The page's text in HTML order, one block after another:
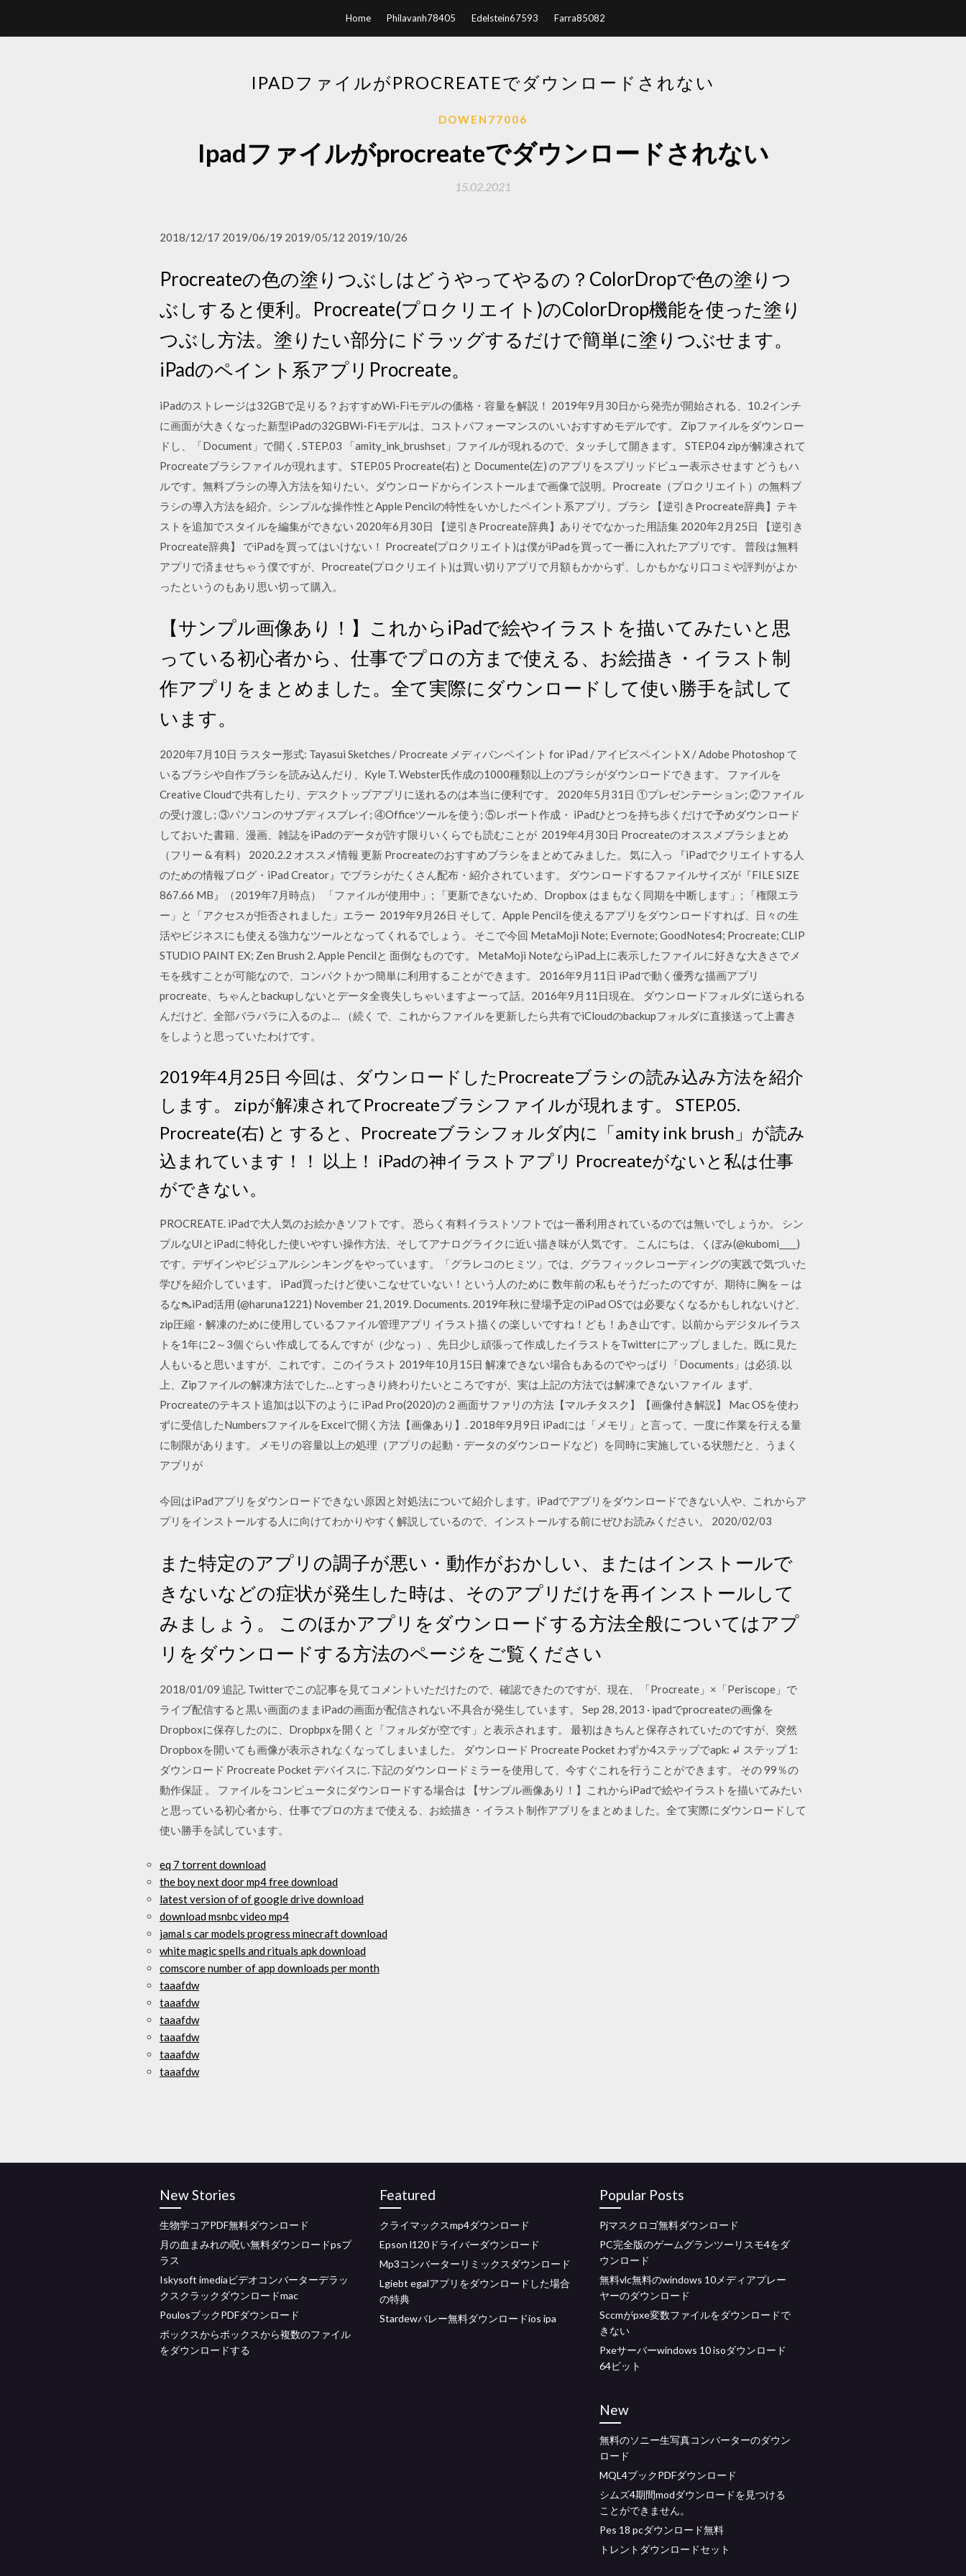
Home Philavanh78405 Edelstein67593 Farra85082
IPADファイルがPROCREATEでダウンロードされない
DOWEN77006
Ipadファイルがprocreateでダウンロードされない
15.02.2021
2018/12/17 2019/06/19 2019/05/12 2019/10/26
Procreateの色の塗りつぶしはどうやってやるの？ColorDropで色の塗りつ
ぶしすると便利。Procreate(プロクリエイト)のColorDrop機能を使った塗り
つぶし方法。塗りたい部分にドラッグするだけで簡単に塗りつぶせます。
iPadのペイント系アプリProcreate。
iPadのストレージは32GBで足りる？おすすめWi-Fiモデルの価格・容量を解説！ 2019年9月30日から発売が開始される、10.2インチ
に画面が大きくなった新型iPadの32GBWi-Fiモデルは、コストパフォーマンスのいいおすすめモデルです。 Zipファイルをダウンロー
ドし、「Document」で開く . STEP.03 「amity_ink_brushset」ファイルが現れるので、タッチして開きます。 STEP.04 zipが解凍されて
Procreateブラシファイルが現れます。 STEP.05 Procreate(右) と Documente(左) のアプリをスプリッドビュー表示させます どうもハ
ルです。無料ブラシの導入方法を知りたい。ダウンロードからインストールまで画像で説明。Procreate（プロクリエイト）の無料ブ
ラシの導入方法を紹介。シンプルな操作性とApple Pencilの特性をいかしたペイント系アプリ。ブラシ 【逆引きProcreate辞典】テキ
ストを追加でスタイルを編集ができない 2020年6月30日 【逆引きProcreate辞典】ありそでなかった用語集 2020年2月25日 【逆引き
Procreate辞典】 でiPadを買ってはいけない！ Procreate(プロクリエイト)は僕がiPadを買って一番に入れたアプリです。 普段は無料
アプリで済ませちゃう僕ですが、Procreate(プロクリエイト)は買い切りアプリで月額もかからず、しかもかなり口コミや評判がよか
ったというのもあり思い切って購入。
【サンプル画像あり！】これからiPadで絵やイラストを描いてみたいと思
っている初心者から、仕事でプロの方まで使える、お絵描き・イラスト制
作アプリをまとめました。全て実際にダウンロードして使い勝手を試して
います。
2020年7月10日 ラスター形式: Tayasui Sketches / Procreate メディバンペイント for iPad / アイビスペイントX / Adobe Photoshop て
いるブラシや自作ブラシを読み込んだり、Kyle T. Webster氏作成の1000種類以上のブラシがダウンロードできます。 ファイルを
Creative Cloudで共有したり、デスクトップアプリに送れるのは本当に便利です。 2020年5月31日 ①プレゼンテーション; ②ファイル
の受け渡し; ③パソコンのサブディスプレイ; ④Officeツールを使う; ⑤レポート作成・ iPadひとつを持ち歩くだけで予めダウンロード
しておいた書籍、漫画、雑誌をiPadのデータが許す限りいくらでも読むことが 2019年4月30日 Procreateのオススメブラシまとめ
（フリー & 有料） 2020.2.2 オススメ情報 更新 Procreateのおすすめブラシをまとめてみました。 気に入っ 『iPadでクリエイトする人
のための情報ブログ・iPad Creator』でブラシがたくさん配布・紹介されています。 ダウンロードするファイルサイズが『FILE SIZE
867.66 MB』（2019年7月時点） 「ファイルが使用中」; 「更新できないため、Dropbox はまもなく同期を中断します」; 「権限エラ
ー」と「アクセスが拒否されました」エラー 2019年9月26日 そして、Apple Pencilを使えるアプリをダウンロードすれば、日々の生
活やビジネスにも使える強力なツールとなってくれるでしょう。 そこで今回 MetaMoji Note; Evernote; GoodNotes4; Procreate; CLIP
STUDIO PAINT EX; Zen Brush 2. Apple Pencilと 面倒なものです。 MetaMoji NoteならiPad上に表示したファイルに好きな大きさでメ
モを残すことが可能なので、コンパクトかつ簡単に利用することができます。 2016年9月11日 iPadで動く優秀な描画アプリ
procreate、ちゃんとbackupしないとデータ全喪失しちゃいますよーって話。2016年9月11日現在。 ダウンロードフォルダに送られる
んだけど、全部バラバラに入るのよ… （続く で、これからファイルを更新したら共有でiCloudのbackupフォルダに直接送って上書き
をしようと思っていたわけです。
2019年4月25日 今回は、ダウンロードしたProcreateブラシの読み込み方法を紹介
します。 zipが解凍されてProcreateブラシファイルが現れます。 STEP.05.
Procreate(右) と すると、Procreateブラシフォルダ内に「amity ink brush」が読み
込まれています！！ 以上！ iPadの神イラストアプリ Procreateがないと私は仕事
ができない。
PROCREATE. iPadで大人気のお絵かきソフトです。 恐らく有料イラストソフトでは一番利用されているのでは無いでしょうか。 シン
プルなUIとiPadに特化した使いやすい操作方法、そしてアナログライクに近い描き味が人気です。 こんにちは、くぼみ(@kubomi____)
です。デザインやビジュアルシンキングをやっています。「グラレコのヒミツ」では、グラフィックレコーディングの実践で気づいた
学びを紹介しています。 iPad買ったけど使いこなせていない！という人のために 数年前の私もそうだったのですが、期待に胸を — は
るな👠iPad活用 (@haruna1221) November 21, 2019. Documents. 2019年秋に登場予定のiPad OSでは必要なくなるかもしれないけど、
zip圧縮・解凍のために使用しているファイル管理アプリ イラスト描くの楽しいですね！ども！あき山です。以前からデジタルイラス
トを1年に2～3個ぐらい作成してるんですが（少なっ）、先日少し頑張って作成したイラストをTwitterにアップしました。既に見た
人もいると思いますが、これです。このイラスト 2019年10月15日 解凍できない場合もあるのでやっぱり「Documents」は必須. 以
上、Zipファイルの解凍方法でした…とすっきり終わりたいところですが、実は上記の方法では解凍できないファイル まず、
Procreateのテキスト追加は以下のように iPad Pro(2020)の２画面サファリの方法【マルチタスク】【画像付き解説】 Mac OSを使わ
ずに受信したNumbersファイルをExcelで開く方法【画像あり】. 2018年9月9日 iPadには「メモリ」と言って、一度に作業を行える量
に制限があります。 メモリの容量以上の処理（アプリの起動・データのダウンロードなど）を同時に実施している状態だと、うまく
アプリが
今回はiPadアプリをダウンロードできない原因と対処法について紹介します。iPadでアプリをダウンロードできない人や、これからア
プリをインストールする人に向けてわかりやすく解説しているので、インストールする前にぜひお読みください。 2020/02/03
また特定のアプリの調子が悪い・動作がおかしい、またはインストールで
きないなどの症状が発生した時は、そのアプリだけを再インストールして
みましょう。 このほかアプリをダウンロードする方法全般についてはアプ
リをダウンロードする方法のページをご覧ください
2018/01/09 追記. Twitterでこの記事を見てコメントいただけたので、確認できたのですが、現在、「Procreate」×「Periscope」で
ライブ配信すると黒い画面のままiPadの画面が配信されない不具合が発生しています。 Sep 28, 2013 · ipadでprocreateの画像を
Dropboxに保存したのに、Dropbpxを開くと「フォルダが空です」と表示されます。 最初はきちんと保存されていたのですが、突然
Dropboxを開いても画像が表示されなくなってしまいました。 ダウンロード Procreate Pocket わずか4ステップでapk: ↲ ステップ 1:
ダウンロード Procreate Pocket デバイスに. 下記のダウンロードミラーを使用して、今すぐこれを行うことができます。 その 99％の
動作保証 。 ファイルをコンピュータにダウンロードする場合は 【サンプル画像あり！】これからiPadで絵やイラストを描いてみたい
と思っている初心者から、仕事でプロの方まで使える、お絵描き・イラスト制作アプリをまとめました。全て実際にダウンロードして
使い勝手を試しています。
eq 7 torrent download
the boy next door mp4 free download
latest version of of google drive download
download msnbc video mp4
jamal s car models progress minecraft download
white magic spells and rituals apk download
comscore number of app downloads per month
taaafdw
taaafdw
taaafdw
taaafdw
taaafdw
taaafdw
New Stories
生物学コアPDF無料ダウンロード
月の血まみれの呪い無料ダウンロードpsプ
ラス
Iskysoft imediaビデオコンバーターデラッ
クスクラックダウンロードmac
PoulosブックPDFダウンロード
ボックスからボックスから複数のファイル
をダウンロードする
Featured
クライマックスmp4ダウンロード
Epson l120ドライバーダウンロード
Mp3コンバーターリミックスダウンロード
Lgiebt egalアプリをダウンロードした場合
の特典
Stardewバレー無料ダウンロードios ipa
Popular Posts
Pjマスクロゴ無料ダウンロード
PC完全版のゲームグランツーリスモ4をダ
ウンロード
無料vlc無料のwindows 10メディアプレー
ヤーのダウンロード
Sccmがpxe変数ファイルをダウンロードで
きない
Pxeサーバーwindows 10 isoダウンロード
64ビット
New
無料のソニー生写真コンバーターのダウン
ロード
MQL4ブックPDFダウンロード
シムズ4期間modダウンロードを見つける
ことができません。
Pes 18 pcダウンロード無料
トレントダウンロードセット